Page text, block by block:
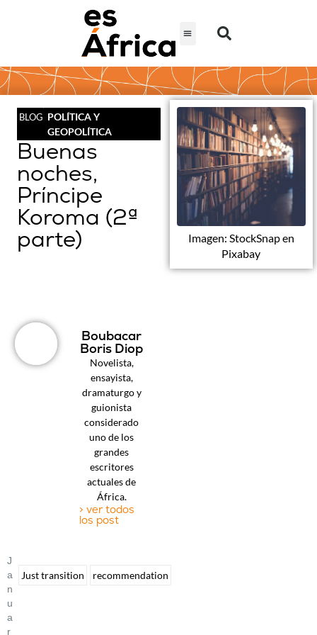
BLOG POLÍTICA Y
GEOPOLÍTICA
Buenas
noches,
Príncipe
Koroma (2ª
parte)
Imagen: StockSnap en
Pixabay
Boubacar
Boris Diop
Novelista,
ensayista,
dramaturgo y
guionista
considerado
uno de los
grandes
escritores
actuales de
África.
> ver todos
los post
J
A
N
U
A
R
Just transition recommendation